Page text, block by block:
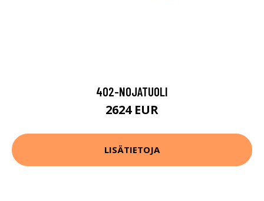
402-NOJATUOLI
2624 EUR
LISÄTIETOJA